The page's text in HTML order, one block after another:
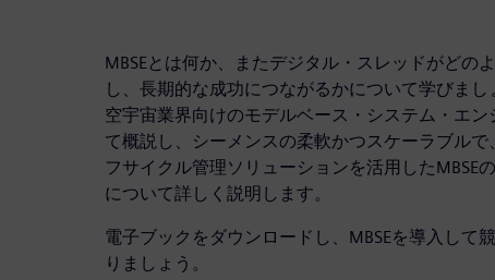
MBSEとは何か、またデジタル・スレッドがどの
し、長期的な成功につながるかについて学びま
空宇宙業界向けのモデルベース・システム・エン
て概説し、シーメンスの柔軟かつスケーラブル
フサイクル管理ソリューションを活用したMBSE
について詳しく説明します。
電子ブックをダウンロードし、MBSEを導入して
りましょう。